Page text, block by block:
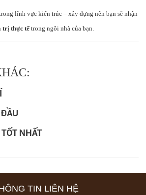
lĩnh vực kiến trúc – xây dựng nên bạn sẽ nhận
trị thực tếtrong ngôi nhà của bạn.
ĐẦU
NHẤT
TIN LIÊN HỆ